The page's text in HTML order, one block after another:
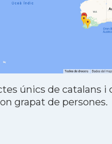
únics de catalans i
grapat de persones.